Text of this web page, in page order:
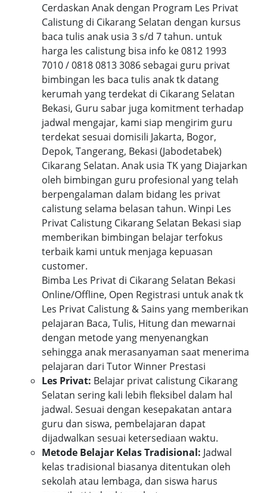
Cerdaskan Anak dengan Program Les Privat
Calistung di Cikarang Selatan dengan kursus
baca tulis anak usia 3 s/d 7 tahun. untuk
harga les calistung bisa info ke 0812 1993
7010 / 0818 0813 3086 sebagai guru privat
bimbingan les baca tulis anak tk datang
kerumah yang terdekat di Cikarang Selatan
Bekasi, Guru sabar juga komitment terhadap
jadwal mengajar, kami siap mengirim guru
terdekat sesuai domisili Jakarta, Bogor,
Depok, Tangerang, Bekasi (Jabodetabek)
Cikarang Selatan. Anak usia TK yang Diajarkan
oleh bimbingan guru profesional yang telah
berpengalaman dalam bidang les privat
calistung selama belasan tahun. Winpi Les
Privat Calistung Cikarang Selatan Bekasi siap
memberikan bimbingan belajar terfokus
terbaik kami untuk menjaga kepuasan
customer.
Bimba Les Privat di Cikarang Selatan Bekasi
Online/Offline, Open Registrasi untuk anak tk
Les Privat Calistung & Sains yang memberikan
pelajaran Baca, Tulis, Hitung dan mewarnai
dengan metode yang menyenangkan
sehingga anak merasanyaman saat menerima
pelajaran dari Tutor Winner Prestasi
Les Privat: Belajar privat calistung Cikarang
Selatan sering kali lebih fleksibel dalam hal
jadwal. Sesuai dengan kesepakatan antara
guru dan siswa, pembelajaran dapat
dijadwalkan sesuai ketersediaan waktu.
Metode Belajar Kelas Tradisional: Jadwal
kelas tradisional biasanya ditentukan oleh
sekolah atau lembaga, dan siswa harus